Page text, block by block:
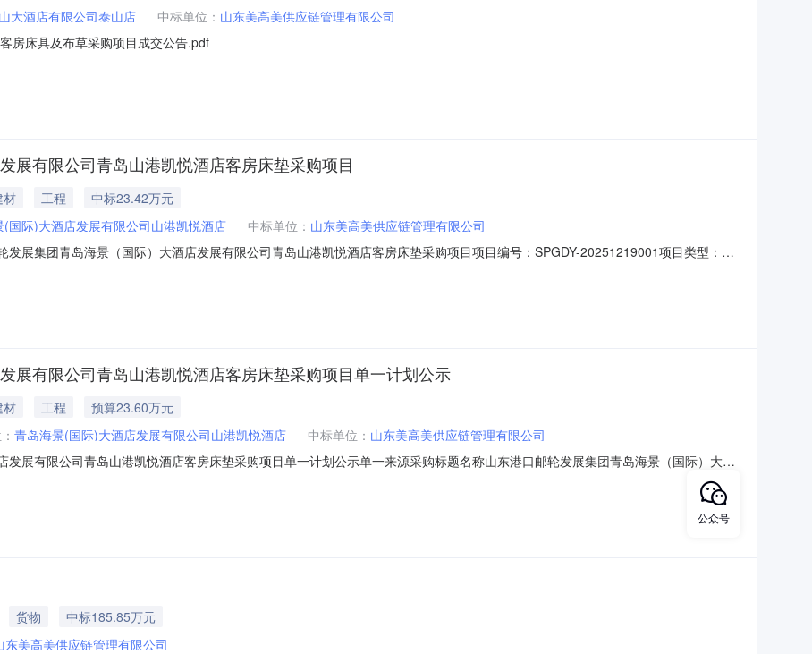
大酒店有限公司泰山店 中标单位： 山东美高美供应链管理有限公司
房床具及布草采购项目成交公告.pdf
展有限公司青岛山港凯悦酒店客房床垫采购项目
材 工程
中标23.42万元
(国际)大酒店发展有限公司山港凯悦酒店 中标单位： 山东美高美供应链管理有限公司
发展集团青岛海景（国际）大酒店发展有限公司青岛山港凯悦酒店客房床垫采购项目项目编号：SPGDY-20251219001项目类型：设
果信息成交人：山东美高美供应链管理有限公司成交价(元)：234200采购人及采购代理采购人：青岛海景（国际）大酒店
展有限公司青岛山港凯悦酒店客房床垫采购项目单一计划公示
材 工程
预算23.60万元
青岛海景(国际)大酒店发展有限公司山港凯悦酒店 中标单位： 山东美高美供应链管理有限公司
发展有限公司青岛山港凯悦酒店客房床垫采购项目单一计划公示单一来源采购标题名称山东港口邮轮发展集团青岛海景（国际）大酒
项目单一计划公示项目编号SDGK-SPGDY-20251219001001有效起始日期2025-12-22有效截止日期2025-12-25单一计划公示项目概
际）大酒店发展有限公司青岛山港凯悦酒店客房床垫采购项目项目编号：SPGDY-20251219001001项目类型：设备类
货物
中标185.85万元
东美高美供应链管理有限公司
公众号